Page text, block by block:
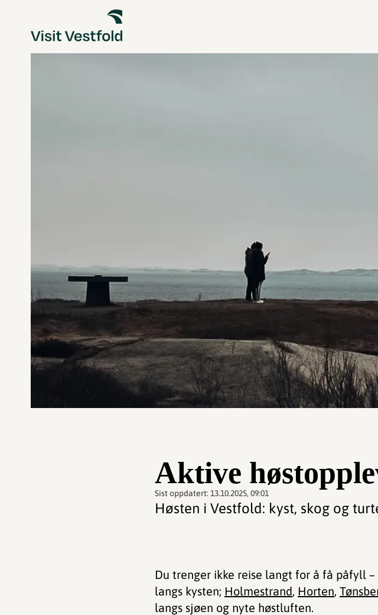
Aktive
Sist oppdatert: 13.10.2025, 09:01
Høsten i Vestfold: kyst, skog og
Du trenger ikke reise langt for å få påfyll
langs kysten; Holmestrand, Horten,
langs sjøen og nyte høstluften.